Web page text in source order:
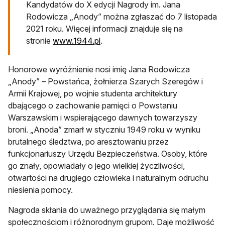
Kandydatów do X edycji Nagrody im. Jana
Rodowicza „Anody” można zgłaszać do 7 listopada
2021 roku. Więcej informacji znajduje się na
stronie www.1944.plotwiera się w nowej karcie
.
Honorowe wyróżnienie nosi imię Jana Rodowicza
„Anody” – Powstańca, żołnierza Szarych Szeregów i
Armii Krajowej, po wojnie studenta architektury
dbającego o zachowanie pamięci o Powstaniu
Warszawskim i wspierającego dawnych towarzyszy
broni. „Anoda” zmarł w styczniu 1949 roku w wyniku
brutalnego śledztwa, po aresztowaniu przez
funkcjonariuszy Urzędu Bezpieczeństwa. Osoby, które
go znały, opowiadały o jego wielkiej życzliwości,
otwartości na drugiego człowieka i naturalnym odruchu
niesienia pomocy.
Nagroda skłania do uważnego przyglądania się małym
społecznościom i różnorodnym grupom. Daje możliwość